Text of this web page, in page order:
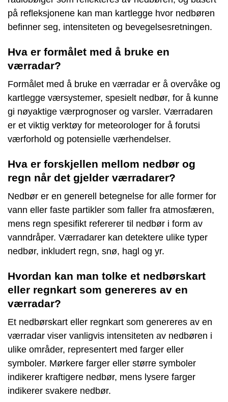
på refleksjonene kan man kartlegge hvor nedbøren
befinner seg, intensiteten og bevegelsesretningen.
Hva er formålet med å bruke en
værradar?
Formålet med å bruke en værradar er å overvåke og
kartlegge værsystemer, spesielt nedbør, for å kunne
gi nøyaktige værprognoser og varsler. Værradaren
er et viktig verktøy for meteorologer for å forutsi
værforhold og potensielle værhendelser.
Hva er forskjellen mellom nedbør og
regn når det gjelder værradarer?
Nedbør er en generell betegnelse for alle former for
vann eller faste partikler som faller fra atmosfæren,
mens regn spesifikt refererer til nedbør i form av
vanndråper. Værradarer kan detektere ulike typer
nedbør, inkludert regn, snø, hagl og yr.
Hvordan kan man tolke et nedbørskart
eller regnkart som genereres av en
værradar?
Et nedbørskart eller regnkart som genereres av en
værradar viser vanligvis intensiteten av nedbøren i
ulike områder, representert med farger eller
symboler. Mørkere farger eller større symboler
indikerer kraftigere nedbør, mens lysere farger
indikerer svakere nedbør.